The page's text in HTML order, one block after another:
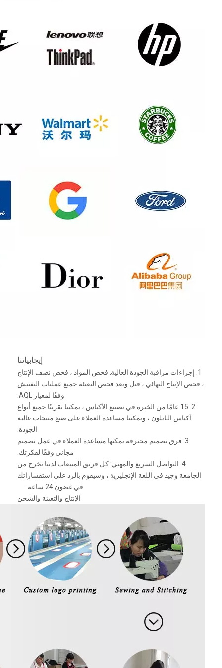
إيجابياتنا
1. إجراءات مراقبة الجودة العالية: فحص المواد ، فحص نصف الإنتاج
، فحص الإنتاج النهائي ، قبل وبعد فحص التعبئة.جميع عمليات التفتيش
وفقًا لمعيار AQL.
2. 15 عامًا من الخبرة في تصنيع الأكياس ، يمكننا تقريبًا جميع أنواع
أكياس النايلون ، ويمكننا مساعدة العملاء على صنع منتجات عالية
الجودة.
3. فرق تصميم محترفة يمكنها مساعدة العملاء في عمل تصميم
مجاني وفقًا لفكرتك.
4. التواصل السريع والمهني: كل فريق المبيعات لدينا تخرج من
الجامعة وجيد في اللغة الإنجليزية ، وسيقوم بالرد على استفساراتك
في غضون 24 ساعة.
الإنتاج والتعبئة والشحن